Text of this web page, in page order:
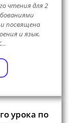
чтения для 2
посвящена
и язык.
урока по